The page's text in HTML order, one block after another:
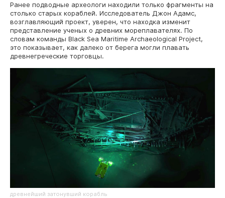
Ранее подводные археологи находили только фрагменты на
столько старых кораблей. Исследователь Джон Адамс,
возглавляющий проект, уверен, что находка изменит
представление ученых о древних мореплавателях. По
словам команды Black Sea Maritime Archaeological Project,
это показывает, как далеко от берега могли плавать
древнегреческие торговцы.
древнейший затонувший корабль